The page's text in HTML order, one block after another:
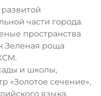
части города.
пространства
Зеленая роща
и школы,
«Золотое сечение»,
языка.